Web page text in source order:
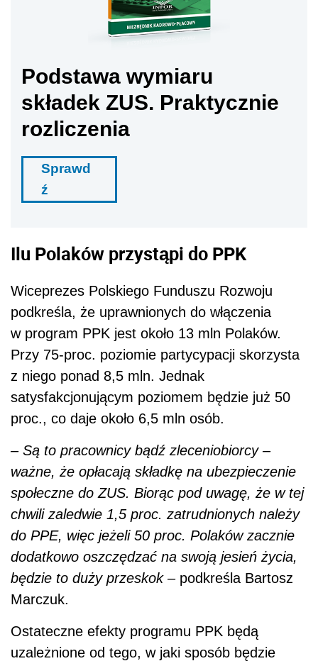
Podstawa wymiaru
składek ZUS. Praktycznie
rozliczenia
Sprawd
ź
Ilu Polaków przystąpi do PPK
Wiceprezes Polskiego Funduszu Rozwoju
podkreśla, że uprawnionych do włączenia
w program PPK jest około 13 mln Polaków.
Przy 75-proc. poziomie partycypacji skorzysta
z niego ponad 8,5 mln. Jednak
satysfakcjonującym poziomem będzie już 50
proc., co daje około 6,5 mln osób.
– Są to pracownicy bądź zleceniobiorcy –
ważne, że opłacają składkę na ubezpieczenie
społeczne do ZUS. Biorąc pod uwagę, że w tej
chwili zaledwie 1,5 proc. zatrudnionych należy
do PPE, więc jeżeli 50 proc. Polaków zacznie
dodatkowo oszczędzać na swoją jesień życia,
będzie to duży przeskok – podkreśla Bartosz
Marczuk.
Ostateczne efekty programu PPK będą
uzależnione od tego, w jaki sposób będzie